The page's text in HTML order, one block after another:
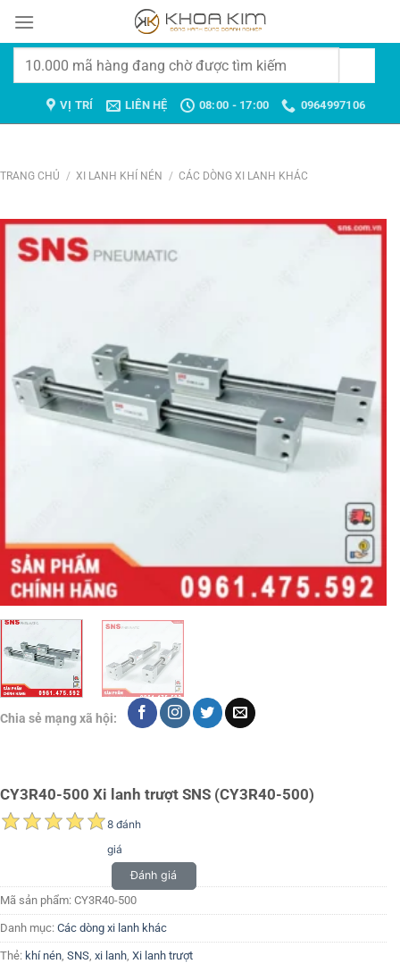
đến
Tìm
VỊ TRÍ LIÊN HỆ 08:00 - 17:00 0964997106
TRANG CHỦ / XI LANH KHÍ NÉN / CÁC DÒNG XI LANH KHÁC
Chia sẻ mạng xã hội:
CY3R40-500 Xi lanh trượt SNS (CY3R40-500)
8 đánh
giá
Đánh giá
Mã sản phẩm: CY3R40-500
Danh mục: Các dòng xi lanh khác
Thẻ: khí nén, SNS, xi lanh, Xi lanh trượt